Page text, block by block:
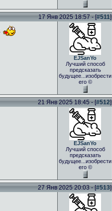
17 Янв 2025 18:57 - [#511]
EJSanYo
Лучший способ
предсказать
будущее...изобрести
его ©
21 Янв 2025 18:45 - [#512]
EJSanYo
Лучший способ
предсказать
будущее...изобрести
его ©
27 Янв 2025 20:03 - [#513]